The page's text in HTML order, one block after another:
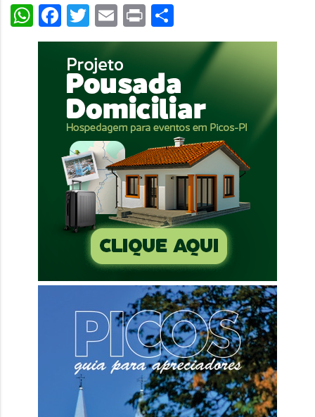
áudioWhatsApp
Facebook
Twitter
Email
PrintShare